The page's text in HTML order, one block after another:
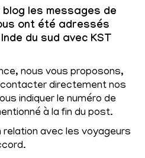
les messages de
ont été adressés
du sud avec KST
nous vous proposons,
directement nos
indiquer le numéro de
à la fin du post.
avec les voyageurs